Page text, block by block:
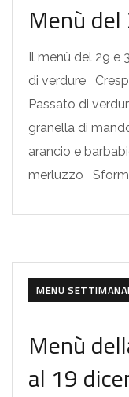
Menù
Il menù del 29
di verdure
Passato di
granella di
arancio e
merluzzo
MENU
Menù
al 19